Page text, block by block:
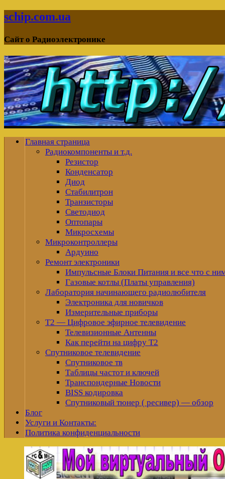
schip.com.ua
Сайт о Радиоэлектронике
Главная страница
Радиокомпоненты и т.д.
Резистор
Конденсатор
Диод
Стабилитрон
Транзисторы
Светодиод
Оптопары
Микросхемы
Микроконтроллеры
Ардуино
Ремонт электроники
Импульсные Блоки Питания и все что с
Газовые котлы (Платы управления)
Лаборатория начинающего радиолюбителя
Электроника для новичков
Измерительные приборы
Т2 — Цифровое эфирное телевидение
Телевизионные Антенны
Как перейти на цифру Т2
Спутниковое телевидение
Спутниковое тв
Таблицы частот и ключей
Транспондерные Новости
BISS кодировка
Спутниковый тюнер ( ресивер) — обзор
Блог
Услуги и Контакты:
Политика конфиденциальности